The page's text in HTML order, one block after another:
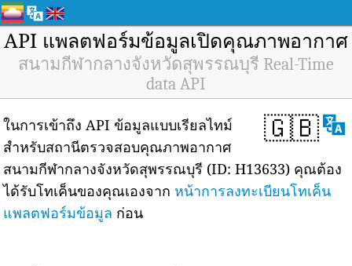
API แพลตฟอร์มข้อมูลเปิดคุณภาพอากาศ
สนามกีฬากลางจังหวัดสุพรรณบุรี Real-Time
data API
🇬🇧
ในการเข้าถึง API ข้อมูลแบบเรียลไทม์
สำหรับสถานีตรวจสอบคุณภาพอากาศ
สนามกีฬากลางจังหวัดสุพรรณบุรี (ID: H13633) คุณต้อง
ได้รับโทเค็นของคุณเองจาก หน้าการลงทะเบียนโทเค็น
แพลตฟอร์มข้อมูล ก่อน